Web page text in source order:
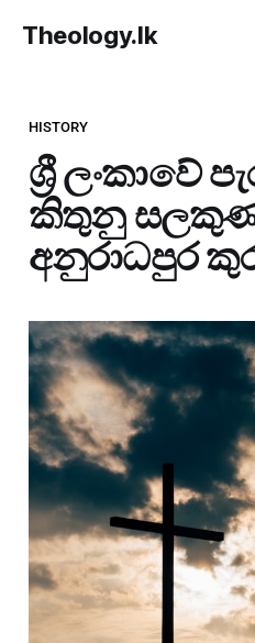
Theology.lk
HISTORY
ශ්‍රී ලංකාවේ
කිතුනු
අනුරාධපුර